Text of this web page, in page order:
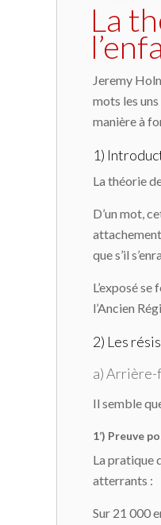
La
Jeremy
mots les
manière à
1)
La théorie
D’un mot,
que s’il
L’exposé
l’Ancien
2) Les
a) Arrière-
Il semble
1’) Preuve
La pratique
atterrants :
Sur 21 000